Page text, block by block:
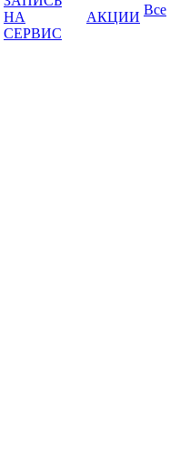
НА
СЕРВИС
АКЦИИ Все